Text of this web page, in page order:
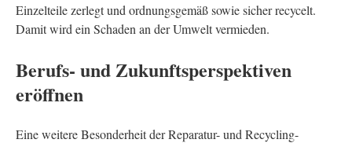
Einzelteile zerlegt und ordnungsgemäß sowie sicher recycelt.
Damit wird ein Schaden an der Umwelt vermieden.
Berufs- und Zukunftsperspektiven
eröffnen
Eine weitere Besonderheit der Reparatur- und Recycling-